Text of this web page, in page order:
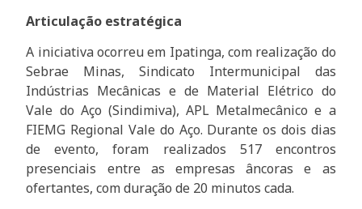
Articulação estratégica
A iniciativa ocorreu em Ipatinga, com realização do
Sebrae Minas, Sindicato Intermunicipal das
Indústrias Mecânicas e de Material Elétrico do
Vale do Aço (Sindimiva), APL Metalmecânico e a
FIEMG Regional Vale do Aço. Durante os dois dias
de evento, foram realizados 517 encontros
presenciais entre as empresas âncoras e as
ofertantes, com duração de 20 minutos cada.